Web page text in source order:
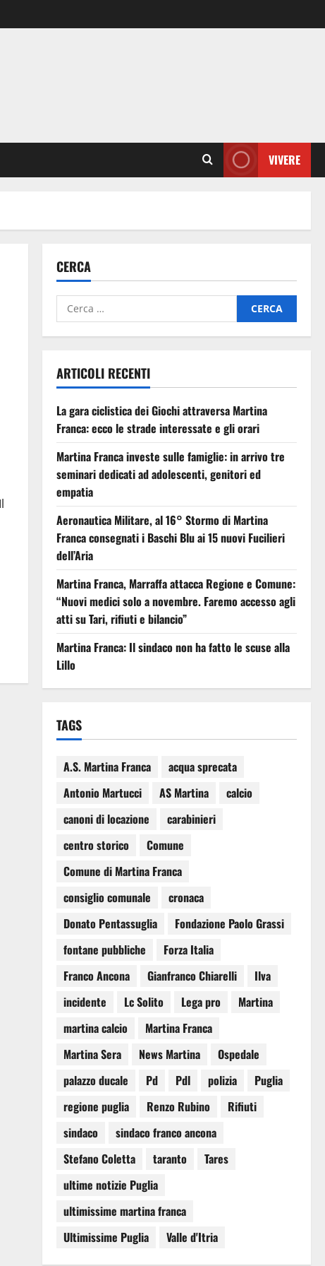
VIVERE
CERCA
ARTICOLI RECENTI
La gara ciclistica dei Giochi attraversa Martina
Franca: ecco le strade interessate e gli orari
Martina Franca investe sulle famiglie: in arrivo tre
seminari dedicati ad adolescenti, genitori ed
empatia
Aeronautica Militare, al 16° Stormo di Martina
Franca consegnati i Baschi Blu ai 15 nuovi Fucilieri
dell’Aria
Martina Franca, Marraffa attacca Regione e Comune:
“Nuovi medici solo a novembre. Faremo accesso agli
atti su Tari, rifiuti e bilancio”
Martina Franca: Il sindaco non ha fatto le scuse alla
Lillo
TAGS
A.S. Martina Franca
acqua sprecata
Antonio Martucci
AS Martina
calcio
canoni di locazione
carabinieri
centro storico
Comune
Comune di Martina Franca
consiglio comunale
cronaca
Donato Pentassuglia
Fondazione Paolo Grassi
fontane pubbliche
Forza Italia
Franco Ancona
Gianfranco Chiarelli
Ilva
incidente
Lc Solito Lega pro
Martina
martina calcio
Martina Franca
Martina Sera
News Martina
Ospedale
palazzo ducale
Pd Pdl polizia
Puglia
regione puglia
Renzo Rubino
Rifiuti
sindaco
sindaco franco ancona
Stefano Coletta
taranto
Tares
ultime notizie Puglia
ultimissime martina franca
Ultimissime Puglia
Valle d'Itria